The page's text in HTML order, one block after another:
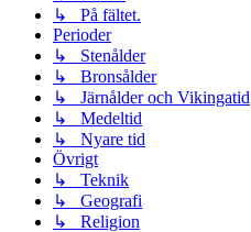
↳ På fältet.
Perioder
↳ Stenålder
↳ Bronsålder
↳ Järnålder och Vikingatid
↳ Medeltid
↳ Nyare tid
Övrigt
↳ Teknik
↳ Geografi
↳ Religion